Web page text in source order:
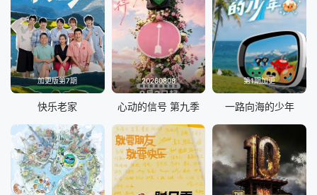
加更版第7期
快乐老家
20260808
心动的信号 第九季
第1期加更
一路向海的少年